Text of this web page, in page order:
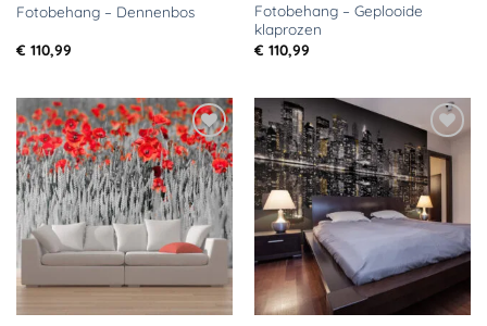
Fotobehang – Dennenbos
€ 110,99
Fotobehang – Geplooide
klaprozen
€ 110,99
Toevoegen
aan
verlanglijst
Toevoegen
aan
verlanglijst